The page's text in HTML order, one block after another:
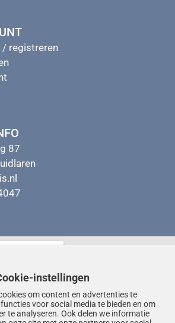
/ registreren
87
instellingen
om content en advertenties te
voor social media te bieden en om
te analyseren. Ook delen we informatie